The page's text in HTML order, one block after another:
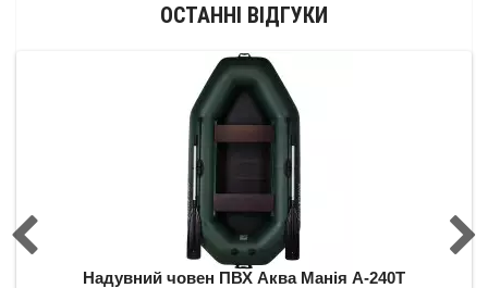
ОСТАННІ ВІДГУКИ
Надувний човен ПВХ Аква Манія А-240Т